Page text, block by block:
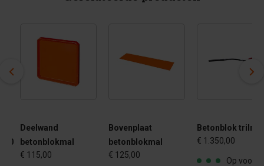
80
Deelwand
betonblokmal
€ 115,00
Bovenplaat
betonblokmal
€ 125,00
Betonblok
€ 1.350,00
Op